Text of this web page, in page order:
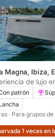
Magna, Ibiza,
de lujo
al atardecer | Charter
9 personas con
patrón
· Para grupos
1 veces en